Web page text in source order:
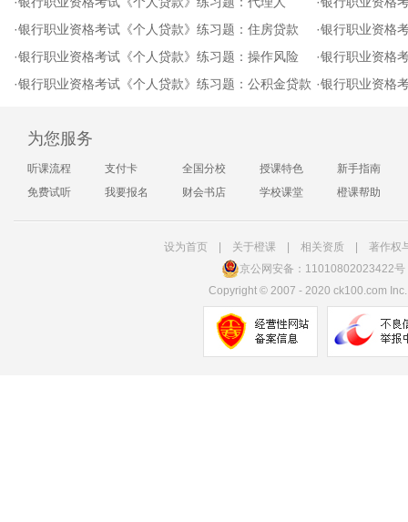
·银行职业资格考试《个人贷款》练习题：住房贷款 ·银行职业资格
·银行职业资格考试《个人贷款》练习题：操作风险 ·银行职业资格
·银行职业资格考试《个人贷款》练习题：公积金贷款 ·银行职业资格
为您服务
听课流程 支付卡 全国分校 授课特色
新手指南
免费试听
我要报名 财会书店 学校课堂 橙课帮助
设为首页| 关于橙课| 相关资质
著作权
京公网安备：11010802023422号
Copyright ©2007 - 2020 ck100.com